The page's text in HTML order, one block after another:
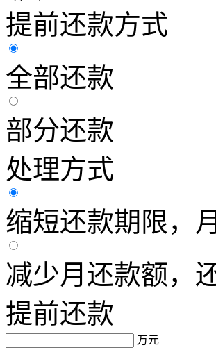
提前还款方式
全部还款
部分还款
处理方式
缩短还款期限，
减少月还款额，
提前还款
万元